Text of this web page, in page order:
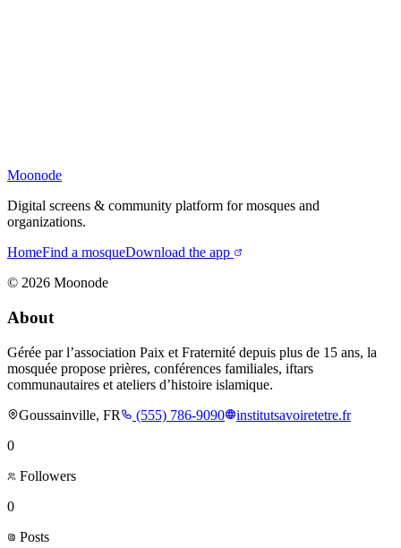
Moonode
Digital screens & community platform for mosques and
organizations.
HomeFind a mosqueDownload the app
© 2026 Moonode
About
Gérée par l’association Paix et Fraternité depuis plus de 15 ans, la
mosquée propose prières, conférences familiales, iftars
communautaires et ateliers d’histoire islamique.
Goussainville, FR
(555) 786-9090
institutsavoiretetre.fr
0
Followers
0
Posts